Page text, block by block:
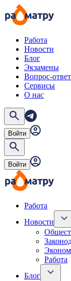
Работа
Новости
Блог
Экзамены
Вопрос-ответ
Сервисы
О нас
Войти
Войти
Работа
Новости
Работа
Блог